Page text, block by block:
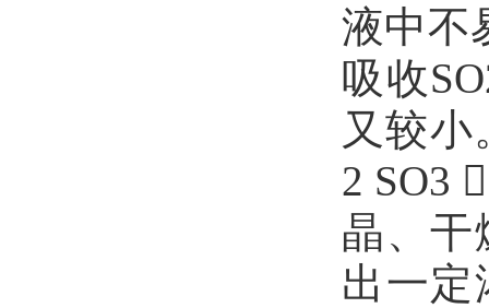
液中不
吸收
又较小
2 SO3
晶、干
出一定